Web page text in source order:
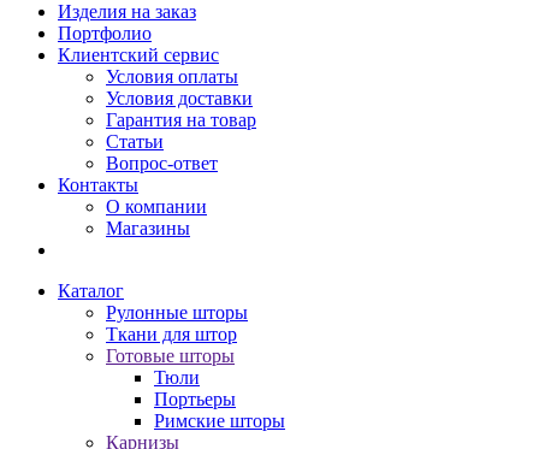
Изделия на заказ
Портфолио
Клиентский сервис
Условия оплаты
Условия доставки
Гарантия на товар
Статьи
Вопрос-ответ
Контакты
О компании
Магазины
Каталог
Рулонные шторы
Ткани для штор
Готовые шторы
Тюли
Портьеры
Римские шторы
Карнизы